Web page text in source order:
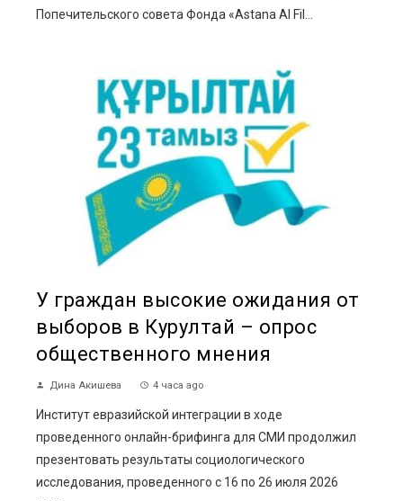
Попечительского совета Фонда «Astana AI Fil...
У граждан высокие ожидания от
выборов в Курултай – опрос
общественного мнения
Дина Акишева 4 часа ago
Институт евразийской интеграции в ходе
проведенного онлайн-брифинга для СМИ продолжил
презентовать результаты социологического
исследования, проведенного с 16 по 26 июля 2026